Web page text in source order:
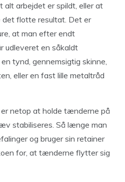
alt arbejdet er spildt, eller at
det flotte resultat. Det er
at man efter endt
udleveret en såkaldt
tynd, gennemsigtig skinne,
eller en fast lille metaltråd
netop at holde tænderne på
stabiliseres. Så længe man
og bruger sin retainer
for, at tænderne flytter sig